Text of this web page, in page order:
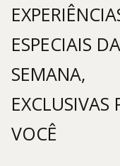
ESPECIAIS DA
SEMANA,
EXCLUSIVAS
VOCÊ